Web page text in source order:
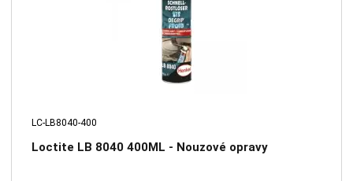
LC-LB8040-400
Loctite LB 8040 400ML - Nouzové opravy